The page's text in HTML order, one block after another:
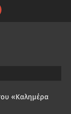
«Καλημέρα